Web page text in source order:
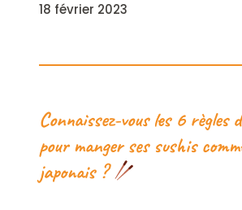
18 février 2023
Connaissez-vous les 6 règles
pour manger ses sushis
japonais ?